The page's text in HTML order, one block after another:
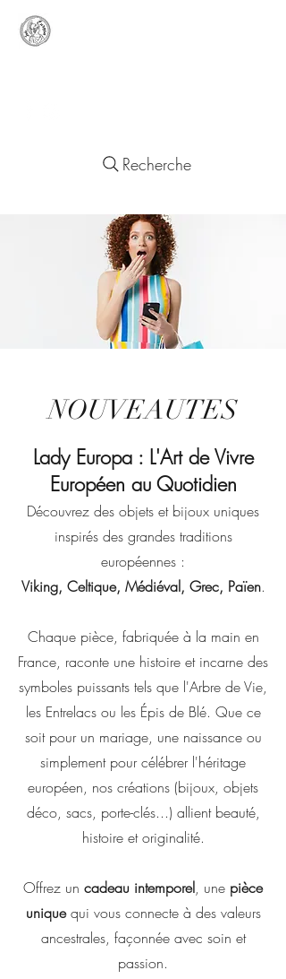
Recherche
NOUVEAUTES
Lady Europa : L'Art de Vivre
Européen au Quotidien
Découvrez des objets et bijoux uniques
inspirés des grandes traditions
européennes :
Viking, Celtique, Médiéval, Grec, Païen.
Chaque pièce, fabriquée à la main en
France, raconte une histoire et incarne des
symboles puissants tels que l'Arbre de Vie,
les Entrelacs ou les Épis de Blé. Que ce
soit pour un mariage, une naissance ou
simplement pour célébrer l'héritage
européen, nos créations (bijoux, objets
déco, sacs, porte-clés...) allient beauté,
histoire et originalité.
Offrez un cadeau intemporel, une pièce
uniquequi vous connecte à des valeurs
ancestrales, façonnée avec soin et
passion.